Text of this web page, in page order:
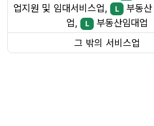
업지원 및 임대서비스업,
L
부동
업,
L 부동산임대업
그 밖의 서비스업